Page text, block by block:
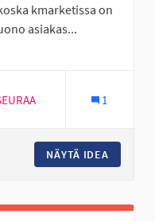
kmarketissa on
asiakas...
Seinäjoki
SEURAAJAA 1
NÄYTÄ IDEA